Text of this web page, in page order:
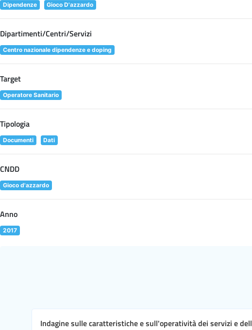
Dipendenze Gioco D'azzardo
Dipartimenti/Centri/Servizi
Centro nazionale dipendenze e doping
Target
Operatore Sanitario
Tipologia
Documenti Dati
CNDD
Gioco d'azzardo
Anno
2017
Indagine sulle caratteristiche e sull'operatività dei servizi e